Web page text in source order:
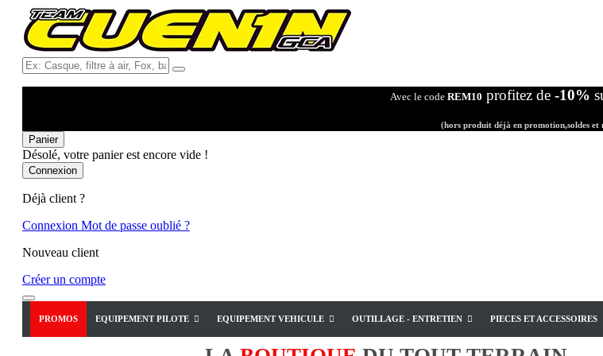
Ex:
Casque,
Fox,
...
Avec le code REM10 profitez de -10%
(hors produit déjà en promotion,soldes et
Panier
Désolé, votre panier est encore vide !
Connexion
Déjà client ?
Connexion Mot de passe oublié ?
Nouveau client
Créer un compte
PROMOS EQUIPEMENT PILOTE EQUIPEMENT VEHICULE OUTILLAGE - ENTRETIEN PIECES ET ACCESSOIRES